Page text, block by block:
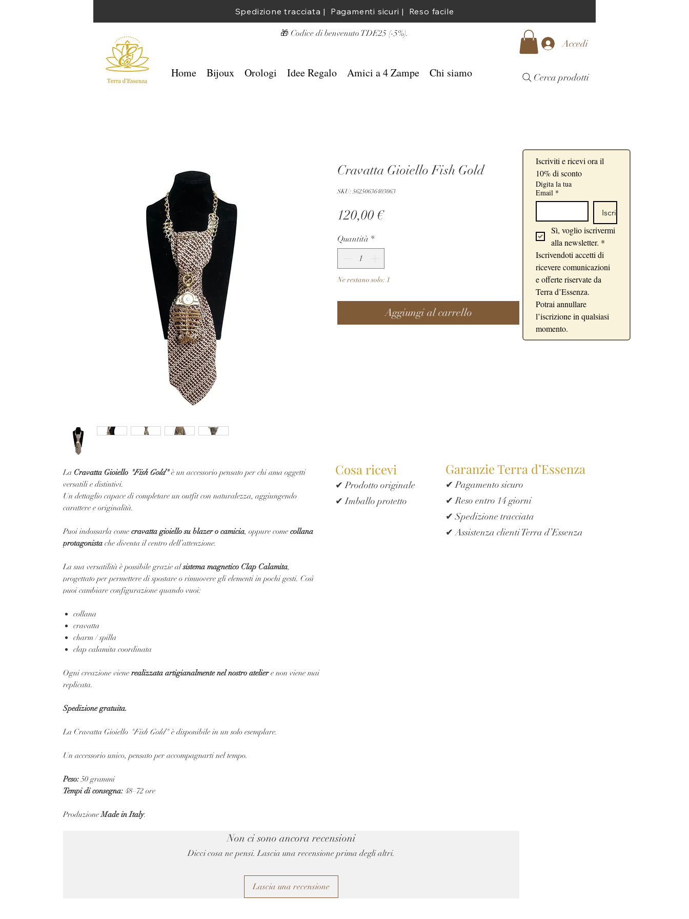
Spedizione tracciata |  Pagamenti sicuri |  Reso facile
​🎁 Codice di benvenuto TDE25 (-5%).
Home Bijoux Orologi Idee Regalo Amici a 4 Zampe Chi siamo
Accedi
Cerca prodotti
La Cravatta Gioiello "Fish Gold"è un accessorio pensato per chi ama oggetti
versatili e distintivi.
Un dettaglio capace di completare un outfit con naturalezza, aggiungendo
carattere e originalità.
Puoi indossarla come cravatta gioiello su blazer o camicia, oppure come collana
protagonista che diventa il centro dell’attenzione.
La sua versatilità è possibile grazie alsistema magnetico Clap Calamita,
progettato per permettere di spostare o rimuovere gli elementi in pochi gesti. Così
puoi cambiare configurazione quando vuoi:
collana
cravatta
charm / spilla
clap calamita coordinata
Ogni creazione viene realizzata artigianalmente nel nostro ateliere non viene mai
replicata.
Spedizione gratuita.
La Cravatta Gioiello "Fish Gold"è disponibile in un solo esemplare.
Un accessorio unico, pensato per accompagnarti nel tempo.
Peso:50 grammi
Tempi di consegna: 48–72 ore
ProduzioneMade in Italy.
Cravatta Gioiello Fish Gold
SKU: 56250636403063
120,00 €Prezzo
Quantità *
Ne restano solo: 1
Aggiungi al carrello
Non ci sono ancora recensioni
Dicci cosa ne pensi. Lascia una recensione prima degli altri.
Lascia una recensione
Cosa ricevi
✔ Prodotto originale
✔ Imballo protetto
Iscriviti e ricevi ora il
10% di sconto
Digita la tua
Email *
Iscriviti
Sì, voglio iscrivermi
alla newsletter. *
Iscrivendoti accetti di
ricevere comunicazioni
e offerte riservate da
Terra d’Essenza.
Potrai annullare
l’iscrizione in qualsiasi
momento.
Garanzie Terra d’Essenza
✔ Pagamento sicuro
✔ Reso entro 14 giorni
✔ Spedizione tracciata
✔ Assistenza clienti Terra d’Essenza